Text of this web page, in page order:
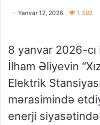
Yanvar 12, 2026 1. 592
8 yanvar 2026-
İlham Əliyevin
Elektrik
mərasimində
enerji